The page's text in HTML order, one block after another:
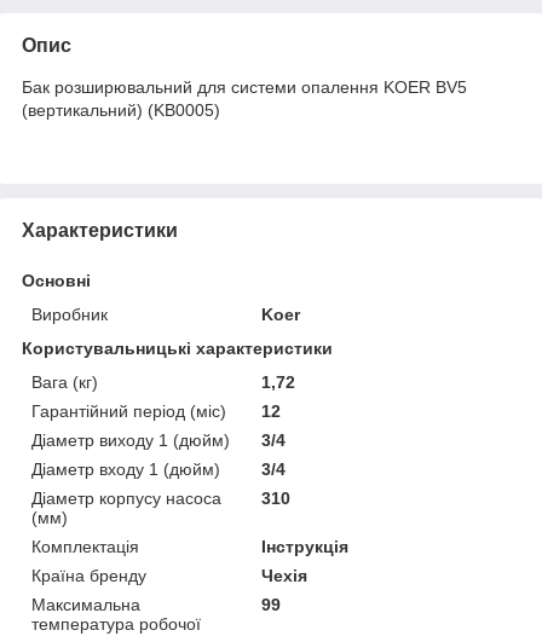
Опис
Бак розширювальний для системи опалення KOER BV5
(вертикальний) (KB0005)
Характеристики
Основні
Виробник
Koer
Користувальницькі характеристики
Вага (кг)
1,72
Гарантійний період (міс)
12
Діаметр виходу 1 (дюйм)
3/4
Діаметр входу 1 (дюйм)
3/4
Діаметр корпусу насоса
(мм)
310
Комплектація
Інструкція
Країна бренду
Чехія
Максимальна
температура робочої
99